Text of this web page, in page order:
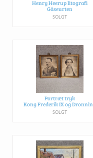
Henry Heerup litografi
Gåseurten
SOLGT
Portræt tryk
Kong Frederik IX og
SOLGT